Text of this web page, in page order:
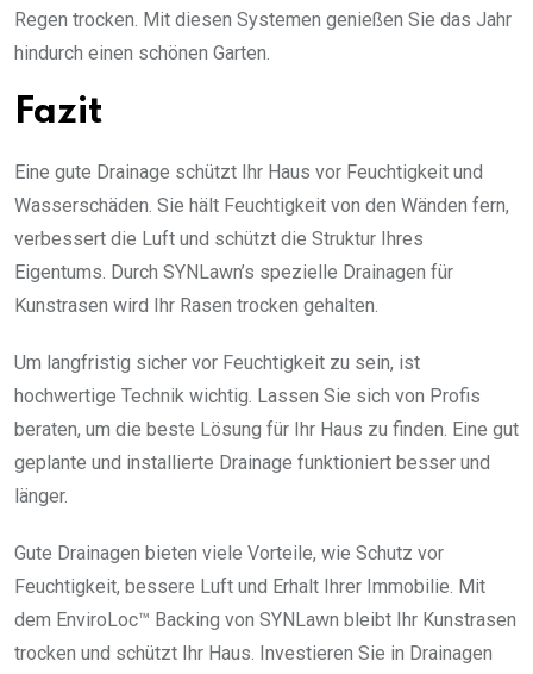
Regen trocken. Mit diesen Systemen genießen Sie das Jahr
hindurch einen schönen Garten.
Fazit
Eine gute Drainage schützt Ihr Haus vor Feuchtigkeit und
Wasserschäden. Sie hält Feuchtigkeit von den Wänden fern,
verbessert die Luft und schützt die Struktur Ihres
Eigentums. Durch SYNLawn’s spezielle Drainagen für
Kunstrasen wird Ihr Rasen trocken gehalten.
Um langfristig sicher vor Feuchtigkeit zu sein, ist
hochwertige Technik wichtig. Lassen Sie sich von Profis
beraten, um die beste Lösung für Ihr Haus zu finden. Eine gut
geplante und installierte Drainage funktioniert besser und
länger.
Gute Drainagen bieten viele Vorteile, wie Schutz vor
Feuchtigkeit, bessere Luft und Erhalt Ihrer Immobilie. Mit
dem EnviroLoc™ Backing von SYNLawn bleibt Ihr Kunstrasen
trocken und schützt Ihr Haus. Investieren Sie in Drainagen